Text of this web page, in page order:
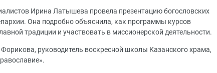
Ирина Латышева провела презентацию богословских
Она подробно объяснила, как программы курсов
традиции и участвовать в миссионерской деятельности.
руководитель воскресной школы Казанского храма,